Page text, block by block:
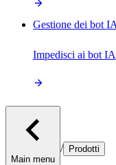
Gestione dei bot IA
Impedisci ai bot
Main menu
/ Prodotti